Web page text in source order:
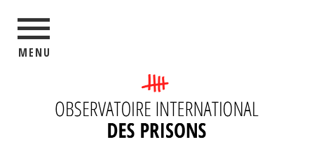
MENU